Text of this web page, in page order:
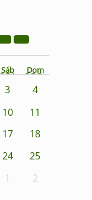
Sáb Dom
3
4
10
11
17
18
24
25
1 2